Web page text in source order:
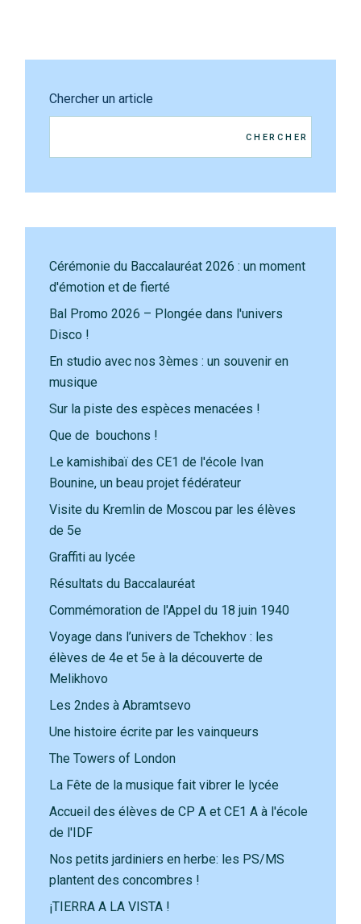
Chercher un article
CHERCHER
Cérémonie du Baccalauréat 2026 : un moment
d'émotion et de fierté
Bal Promo 2026 – Plongée dans l'univers
Disco !
En studio avec nos 3èmes : un souvenir en
musique
Sur la piste des espèces menacées !
Que de bouchons !
Le kamishibaï des CE1 de l'école Ivan
Bounine, un beau projet fédérateur
Visite du Kremlin de Moscou par les élèves
de 5e
Graffiti au lycée
Résultats du Baccalauréat
Commémoration de l'Appel du 18 juin 1940
Voyage dans l’univers de Tchekhov : les
élèves de 4e et 5e à la découverte de
Melikhovo
Les 2ndes à Abramtsevo
Une histoire écrite par les vainqueurs
The Towers of London
La Fête de la musique fait vibrer le lycée
Accueil des élèves de CP A et CE1 A à l'école
de l'IDF
Nos petits jardiniers en herbe: les PS/MS
plantent des concombres !
¡TIERRA A LA VISTA !